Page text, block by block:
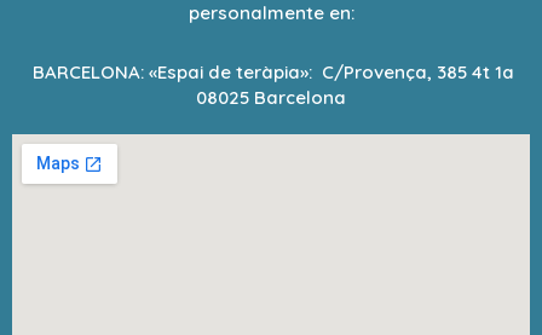
personalmente en:
BARCELONA: «Espai de teràpia»: C/Provença, 385 4t 1a
08025 Barcelona